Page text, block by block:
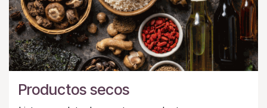
Productos secos